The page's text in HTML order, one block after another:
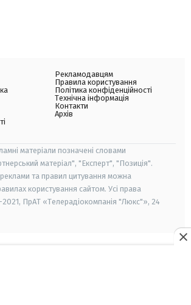
Рекламодавцям
Правила користування
Політика конфіденційності
Технічна інформація
Контакти
Архів
матеріали позначені словами
матеріал", "Експерт", "Позиція".
та правил цитування можна
користування сайтом. Усі права
ПрАТ «Телерадіокомпанія "Люкс"», 24